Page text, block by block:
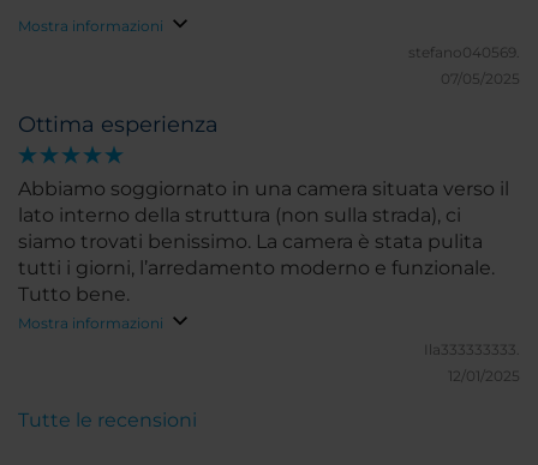
Mostra informazioni
stefano040569.
07/05/2025
Ottima esperienza
Abbiamo soggiornato in una camera situata verso il
lato interno della struttura (non sulla strada), ci
siamo trovati benissimo. La camera è stata pulita
tutti i giorni, l’arredamento moderno e funzionale.
Tutto bene.
Mostra informazioni
Ila333333333.
12/01/2025
Tutte le recensioni